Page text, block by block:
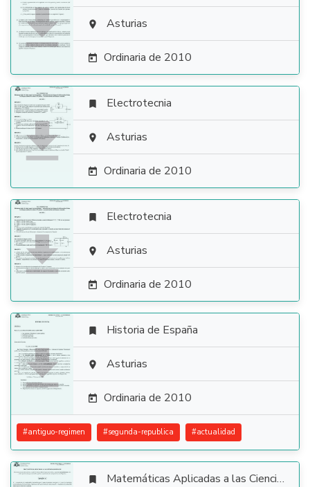
  Asturias
 Ordinaria de 2010

 Electrotecnia
 Asturias
 Ordinaria de 2010

 Electrotecnia
 Asturias
 Ordinaria de 2010

 Historia de España
 Asturias
 Ordinaria de 2010
#antiguo-regimen #segunda-republica #actualidad
 Matemáticas Aplicadas a las Ciencias Sociales